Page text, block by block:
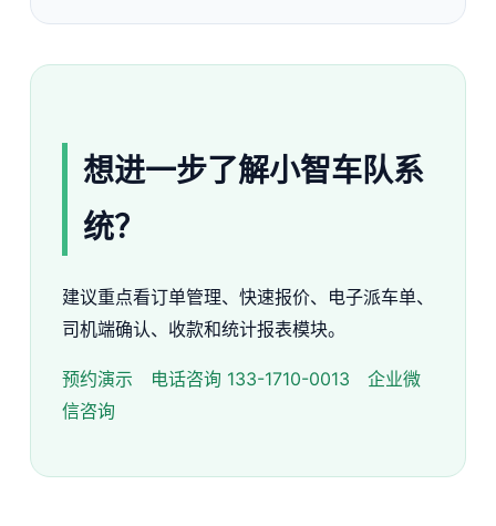
想进一步了解小智车队系
统？
建议重点看订单管理、快速报价、电子派车单、
司机端确认、收款和统计报表模块。
预约演示 电话咨询 133-1710-0013
企业微
信咨询